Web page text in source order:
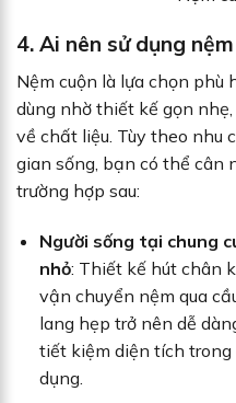
4. Ai nên sử dụng
Nệm cuộn là lựa chọn phù
dùng nhờ thiết kế gọn
về chất liệu. Tùy theo nhu
gian sống, bạn có thể cân
trường hợp sau:
Người sống tại chung
nhỏ: Thiết kế hút chân
vận chuyển nệm qua
lang hẹp trở nên dễ
tiết kiệm diện tích trong
dụng.